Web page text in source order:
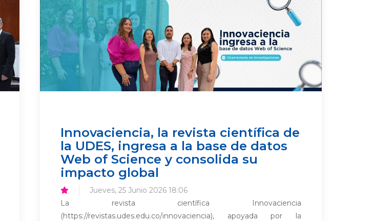
Innovaciencia, la revista científica de
la UDES, ingresa a la base de datos
Web of Science y consolida su
impacto global
Jueves, 25 Junio 2026 18:06
La revista científica Innovaciencia
(https://revistas.udes.edu.co/innovaciencia), apoyada por la